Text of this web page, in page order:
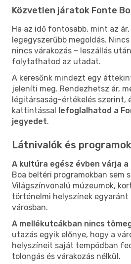
Közvetlen járatok Fonte
Ha az idő fontosabb, mint az
legegyszerűbb megoldás.
nincs várakozás – leszállás
folytathatod az utadat.
A keresőnk mindezt egy
jeleníti meg. Rendezhetsz ár,
légitársaság-értékelés szerint,
kattintással lefoglalhatod a
jegyedet.
Látnivalók és
A kultúra egész évben várja
Boa beltéri programokban sem
Világszínvonalú múzeumok,
történelmi helyszínek egyaránt
városban.
A mellékutcákban nincs
utazás egyik előnye, hogy a
helyszíneit saját tempódban
tolongás és várakozás nélkül.